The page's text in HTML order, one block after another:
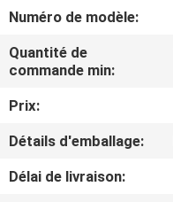
DE
NOUS
VISITE
DE
L'USINE
Numéro de modèle:
Quantité de
commande min:
Prix:
Détails d'emballage:
Délai de livraison: